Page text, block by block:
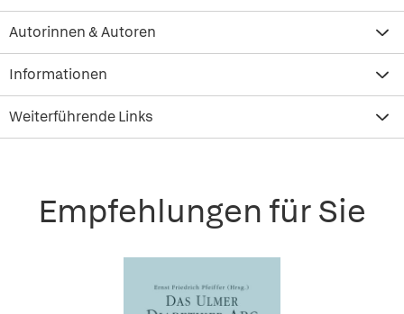
Autorinnen & Autoren
Informationen
Weiterführende Links
Empfehlungen für Sie